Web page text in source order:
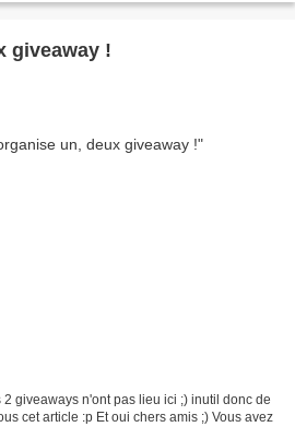
giveaway !
giveaways n'ont pas lieu ici ;) inutil donc de
cet article :p Et oui chers amis ;) Vous avez